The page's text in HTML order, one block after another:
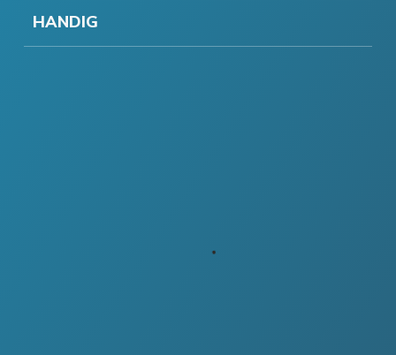
HANDIG